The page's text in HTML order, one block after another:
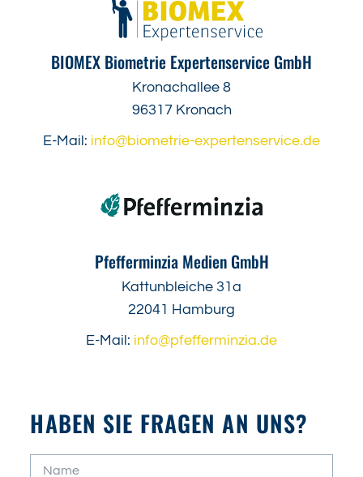
BIOMEX Biometrie Expertenservice GmbH
Kronachallee 8
96317 Kronach
E-Mail: info@biometrie-expertenservice.de
Pfefferminzia Medien GmbH
Kattunbleiche 31a
22041 Hamburg
E-Mail: info@pfefferminzia.de
HABEN SIE FRAGEN AN UNS?